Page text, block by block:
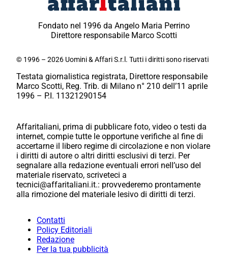
Fondato nel 1996 da Angelo Maria Perrino
Direttore responsabile Marco Scotti
© 1996 – 2026 Uomini & Affari S.r.l. Tutti i diritti sono riservati
Testata giornalistica registrata, Direttore responsabile
Marco Scotti, Reg. Trib. di Milano n° 210 dell’11 aprile
1996 – P.I. 11321290154
Affaritaliani, prima di pubblicare foto, video o testi da
internet, compie tutte le opportune verifiche al fine di
accertarne il libero regime di circolazione e non violare
i diritti di autore o altri diritti esclusivi di terzi. Per
segnalare alla redazione eventuali errori nell’uso del
materiale riservato, scriveteci a
tecnici@affaritaliani.it.: provvederemo prontamente
alla rimozione del materiale lesivo di diritti di terzi.
Contatti
Policy Editoriali
Redazione
Per la tua pubblicità